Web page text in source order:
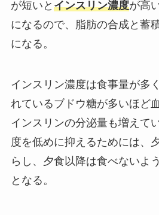
が短いと インスリン濃度が高
になるので、脂肪の合成と蓄
になる。
インスリン濃度は食事量が多
れているブドウ糖が多いほど
インスリンの分泌量も増えて
度を低めに抑えるためには、
らし、夕食以降は食べないよ
となる。